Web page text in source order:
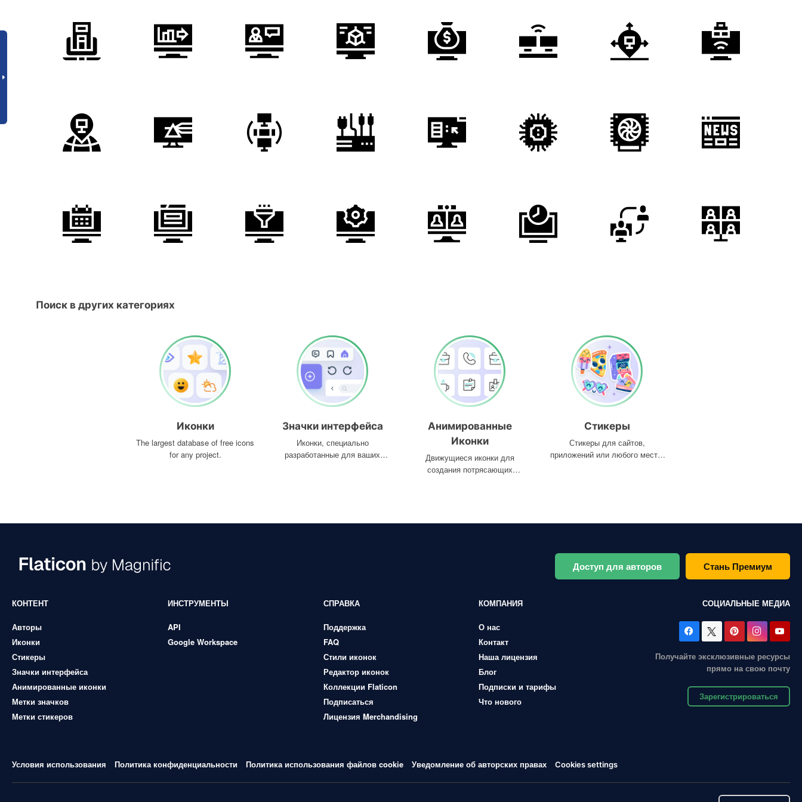
Поиск в других категориях
Иконки
The largest database of free icons
for any project.
Значки интерфейса
Иконки, специально
разработанные для ваших
Анимированные
Иконки
Движущиеся иконки для
создания потрясающих
Стикеры
Стикеры для сайтов,
приложений или любого места,
Доступ для авторов Стань Премиум
КОНТЕНТ
Авторы
Иконки
Стикеры
Значки интерфейса
Анимированные иконки
Метки значков
Метки стикеров
ИНСТРУМЕНТЫ
API
Google Workspace
СПРАВКА
Поддержка
FAQ
Стили иконок
Редактор иконок
Коллекции Flaticon
Подписаться
Лицензия Merchandising
КОМПАНИЯ
О нас
Контакт
Наша лицензия
Блог
Подписки и тарифы
Что нового
СОЦИАЛЬНЫЕ МЕДИА
Получайте эксклюзивные ресурсы
прямо на свою почту
Зарегистрироваться
Условия использования Политика конфиденциальности Политика использования файлов cookie Уведомление об авторских правах Cookies settings